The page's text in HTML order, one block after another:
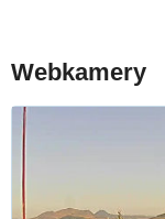
Webkamery